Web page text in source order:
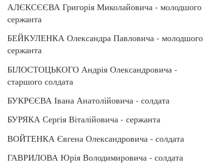
АЛЄКСЄЄВА Григорія Миколайовича - молодшого
сержанта
БЕЙКУЛЕНКА Олександра Павловича - молодшого
сержанта
БІЛОСТОЦЬКОГО Андрія Олександровича -
старшого солдата
БУКРЄЄВА Івана Анатолійовича - солдата
БУРЯКА Сергія Віталійовича - сержанта
ВОЙТЕНКА Євгена Олександровича - солдата
ГАВРИЛОВА Юрія Володимировича - солдата